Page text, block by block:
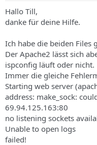
Hallo Till,
danke für deine Hilfe.
Ich habe die beiden Files
Der Apache2 lässt sich
ispconfig läuft oder nicht.
Immer die gleiche
Starting web server
address: make_sock:
69.94.125.163:80
no listening sockets
Unable to open logs
failed!